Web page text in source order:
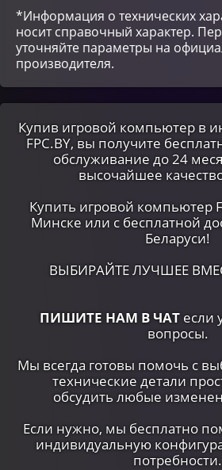
*Информация о технических
носит справочный характер.
уточняйте параметры на
производителя.
Купив игровой компьютер в
FPC.BY, вы получите
обслуживание до 24
высочайшее
Купить игровой компьютер
Минске или c бесплатной
Беларуси!
ВЫБИРАЙТЕ ЛУЧШЕЕ
ПИШИТЕ НАМ В ЧАТ если
вопросы.
Мы всегда готовы помочь с
технические детали
обсудить любые
Если нужно, мы бесплатно
индивидуальную
потребности.